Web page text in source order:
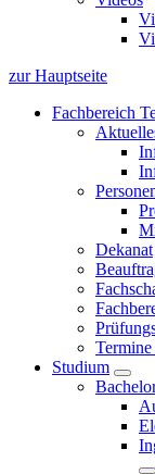
zur Hauptseite
Fachbereich
Dekanat
Studium